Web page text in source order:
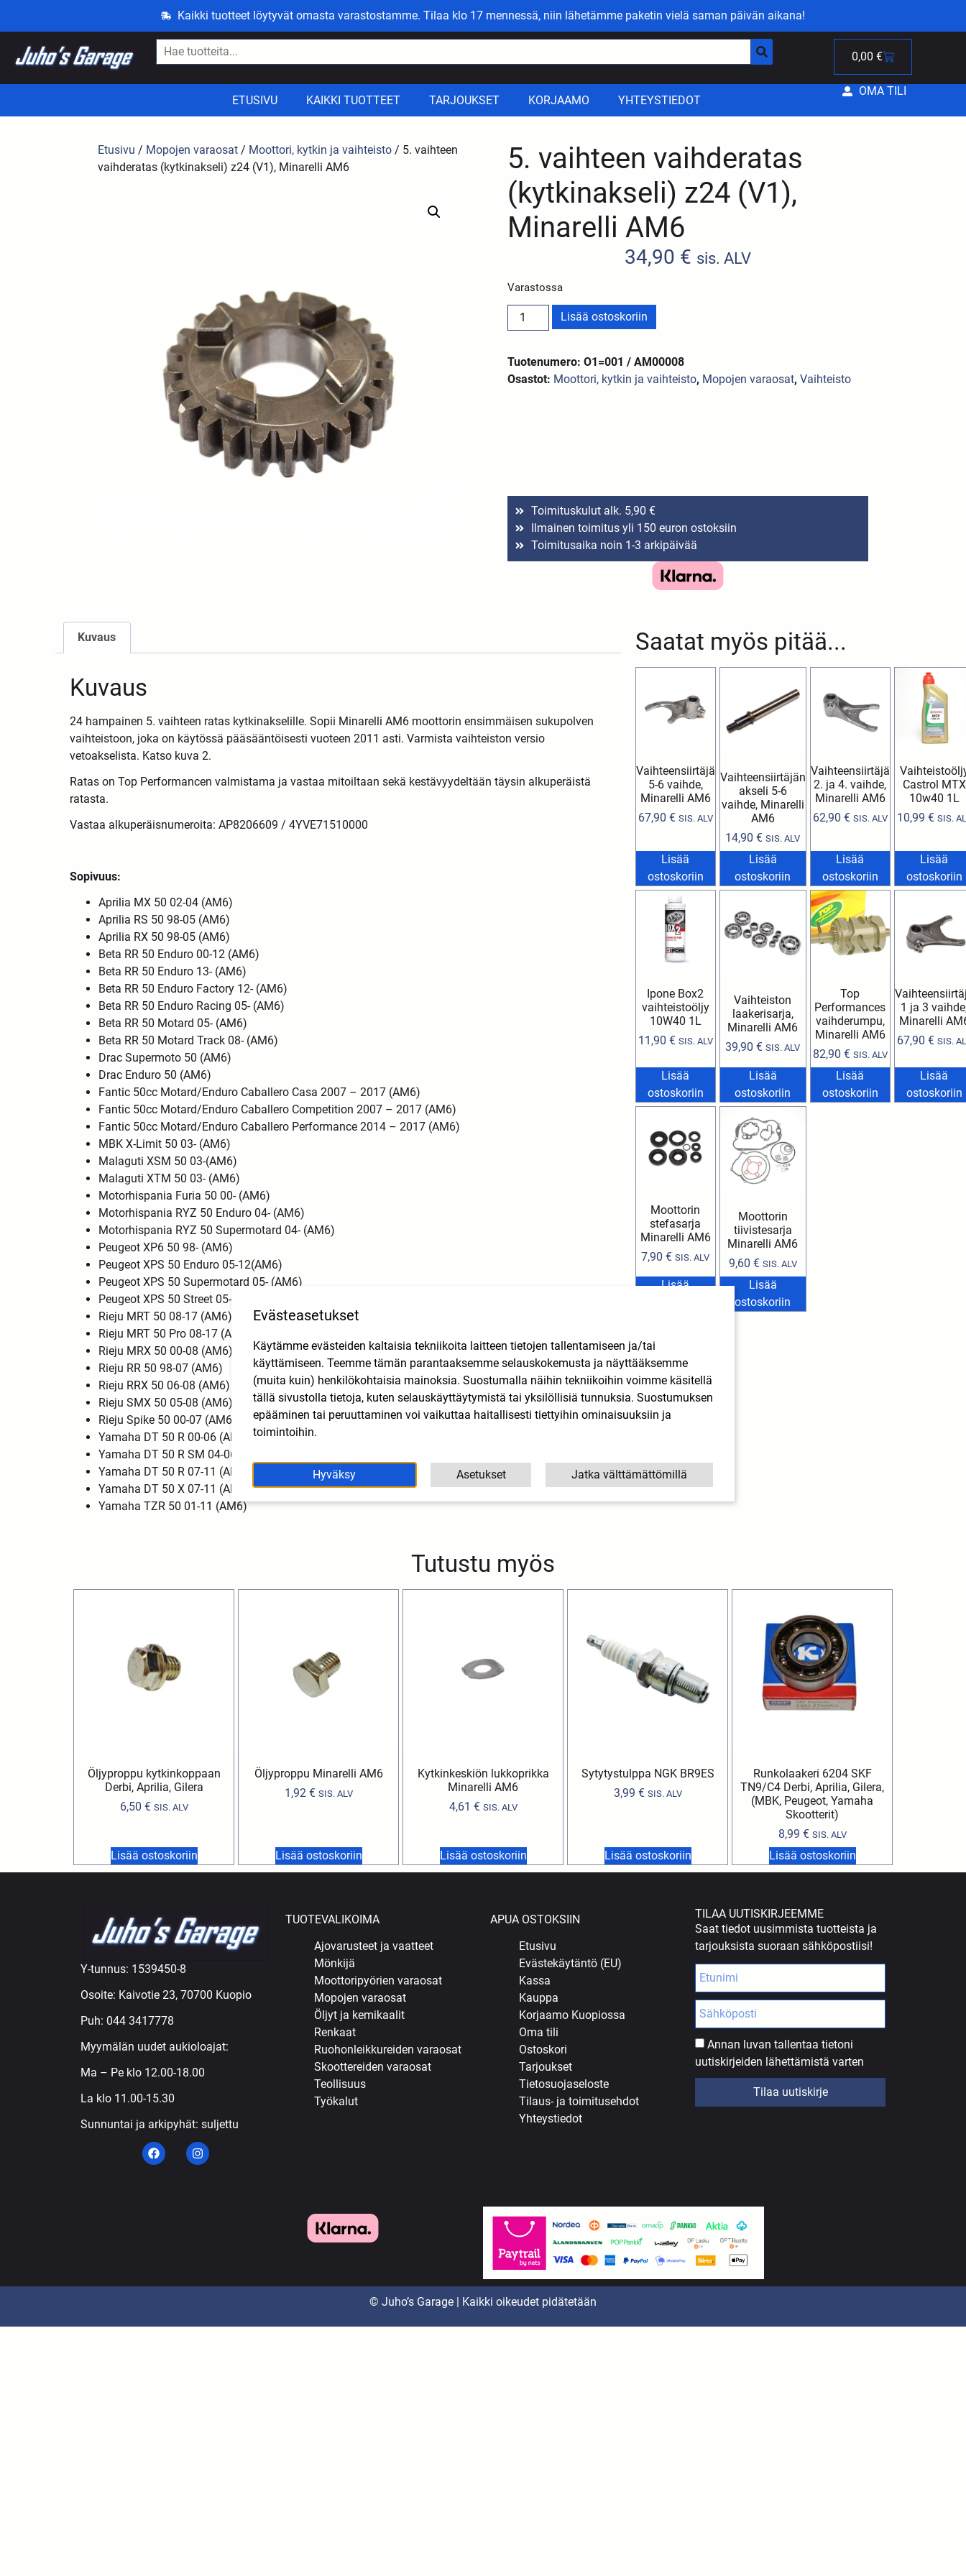
Kaikki tuotteet löytyvät omasta varastostamme. Tilaa klo 17 mennessä, niin lähetämme paketin vielä saman päivän aikana!
0,00 €
ETUSIVU KAIKKI TUOTTEET TARJOUKSET KORJAAMO YHTEYSTIEDOT
OMA TILI
Etusivu / Mopojen varaosat / Moottori, kytkin ja vaihteisto / 5. vaihteen
vaihderatas (kytkinakseli) z24 (V1), Minarelli AM6
5. vaihteen vaihderatas
(kytkinakseli) z24 (V1),
Minarelli AM6
34,90 € sis. ALV
Varastossa
Lisää ostoskoriin
Tuotenumero: O1=001 / AM00008
Osastot: Moottori, kytkin ja vaihteisto, Mopojen varaosat,Vaihteisto
Toimituskulut alk. 5,90 €
Ilmainen toimitus yli 150 euron ostoksiin
Toimitusaika noin 1-3 arkipäivää
Saatat myös pitää...
Vaihteensiirtäjä
5-6 vaihde,
Minarelli AM6
67,90 € SIS. ALV
Lisää
ostoskoriin
Vaihteensiirtäjän
akseli 5-6
vaihde, Minarelli
AM6
14,90€ SIS. ALV
Lisää
ostoskoriin
Vaihteensiirtäjä
2. ja 4. vaihde,
Minarelli AM6
62,90 € SIS. ALV
Lisää
ostoskoriin
Castrol MTX
10w40 1L
10,99 € SIS.
Lisää
ostoskoriin
Ipone Box2
vaihteistoöljy
10W40 1L
11,90 € SIS. ALV
Lisää
ostoskoriin
Vaihteiston
laakerisarja,
Minarelli AM6
39,90€ SIS. ALV
Lisää
ostoskoriin
Top
Performances
vaihderumpu,
Minarelli AM6
82,90 € SIS. ALV
Lisää
ostoskoriin
1 ja 3
Minarelli
67,90 € SIS.
Lisää
ostoskoriin
Moottorin
stefasarja
Minarelli AM6
7,90€ SIS. ALV
Lisää
Moottorin
tiivistesarja
Minarelli AM6
9,60 € SIS. ALV
Lisää
ostoskoriin
Kuvaus
Kuvaus
24 hampainen 5. vaihteen ratas kytkinakselille. Sopii Minarelli AM6 moottorin ensimmäisen sukupolven
vaihteistoon, joka on käytössä pääsääntöisesti vuoteen 2011 asti. Varmista vaihteiston versio
vetoakselista. Katso kuva 2.
Ratas on Top Performancen valmistama ja vastaa mitoiltaan sekä kestävyydeltään täysin alkuperäistä
ratasta.
Vastaa alkuperäisnumeroita: AP8206609 / 4YVE71510000
Sopivuus:
Aprilia MX 50 02-04 (AM6)
Aprilia RS 50 98-05 (AM6)
Aprilia RX 50 98-05 (AM6)
Beta RR 50 Enduro 00-12 (AM6)
Beta RR 50 Enduro 13- (AM6)
Beta RR 50 Enduro Factory 12- (AM6)
Beta RR 50 Enduro Racing 05- (AM6)
Beta RR 50 Motard 05- (AM6)
Beta RR 50 Motard Track 08- (AM6)
Drac Supermoto 50 (AM6)
Drac Enduro 50 (AM6)
Fantic 50cc Motard/Enduro Caballero Casa 2007 – 2017 (AM6)
Fantic 50cc Motard/Enduro Caballero Competition 2007 – 2017 (AM6)
Fantic 50cc Motard/Enduro Caballero Performance 2014 – 2017 (AM6)
MBK X-Limit 50 03- (AM6)
Malaguti XSM 50 03-(AM6)
Malaguti XTM 50 03- (AM6)
Motorhispania Furia 50 00- (AM6)
Motorhispania RYZ 50 Enduro 04- (AM6)
Motorhispania RYZ 50 Supermotard 04- (AM6)
Peugeot XP6 50 98- (AM6)
Peugeot XPS 50 Enduro 05-12(AM6)
Peugeot XPS 50 Supermotard 05- (AM6)
Peugeot XPS 50 Street 05- (AM6)
Rieju MRT 50 08-17 (AM6)
Rieju MRT 50 Pro 08-17 (AM6)
Rieju MRX 50 00-08 (AM6)
Rieju RR 50 98-07 (AM6)
Rieju RRX 50 06-08 (AM6)
Rieju SMX 50 05-08 (AM6)
Rieju Spike 50 00-07 (AM6)
Yamaha DT 50 R 00-06 (AM6)
Yamaha DT 50 R SM 04-06 (AM6)
Yamaha DT 50 R 07-11 (AM6)
Yamaha DT 50 X 07-11 (AM6)
Yamaha TZR 50 01-11 (AM6)
Tutustu myös
Öljyproppu kytkinkoppaan
Derbi, Aprilia, Gilera
6,50 € SIS. ALV
Lisää ostoskoriin
Öljyproppu Minarelli AM6
1,92 € SIS. ALV
Lisää ostoskoriin
Kytkinkeskiön lukkoprikka
Minarelli AM6
4,61 € SIS. ALV
Lisää ostoskoriin
Sytytystulppa NGK BR9ES
3,99 € SIS. ALV
Lisää ostoskoriin
Runkolaakeri 6204 SKF
TN9/C4 Derbi, Aprilia, Gilera,
(MBK, Peugeot, Yamaha
Skootterit)
8,99 € SIS. ALV
Lisää ostoskoriin
Y-tunnus: 1539450-8
Osoite: Kaivotie 23, 70700 Kuopio
Puh: 044 3417778
Myymälän uudet aukioloajat:
Ma – Pe klo 12.00-18.00
La klo 11.00-15.30
Sunnuntai ja arkipyhät: suljettu
TUOTEVALIKOIMA
Ajovarusteet ja vaatteet
Mönkijä
Moottoripyörien varaosat
Mopojen varaosat
Öljyt ja kemikaalit
Renkaat
Ruohonleikkureiden varaosat
Skoottereiden varaosat
Teollisuus
Työkalut
APUA OSTOKSIIN
Etusivu
Evästekäytäntö (EU)
Kassa
Kauppa
Korjaamo Kuopiossa
Oma tili
Ostoskori
Tarjoukset
Tietosuojaseloste
Tilaus- ja toimitusehdot
Yhteystiedot
TILAA UUTISKIRJEEMME
Saat tiedot uusimmista tuotteista ja
tarjouksista suoraan sähköpostiisi!
Annan luvan tallentaa tietoni
uutiskirjeiden lähettämistä varten
Tilaa uutiskirje
© Juho’s Garage | Kaikki oikeudet pidätetään
Evästeasetukset
Käytämme evästeiden kaltaisia tekniikoita laitteen tietojen tallentamiseen ja/tai
käyttämiseen. Teemme tämän parantaaksemme selauskokemusta ja näyttääksemme
(muita kuin) henkilökohtaisia mainoksia. Suostumalla näihin tekniikoihin voimme käsitellä
tällä sivustolla tietoja, kuten selauskäyttäytymistä tai yksilöllisiä tunnuksia. Suostumuksen
epääminen tai peruuttaminen voi vaikuttaa haitallisesti tiettyihin ominaisuuksiin ja
toimintoihin.
Hyväksy Asetukset Jatka välttämättömillä